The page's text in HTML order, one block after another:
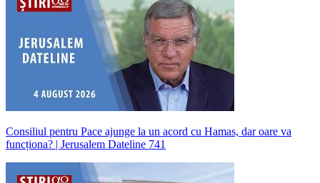
Consiliul pentru Pace ajunge la un acord cu Hamas, dar oare va
funcționa? | Jerusalem Dateline 741